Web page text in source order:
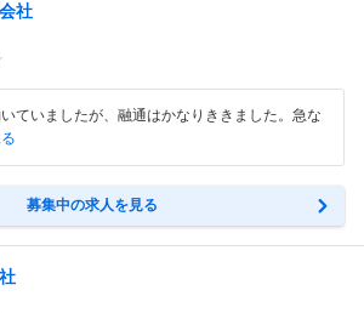
社
ていましたが、融通はかなりききました。急な
募集中の求人を見る